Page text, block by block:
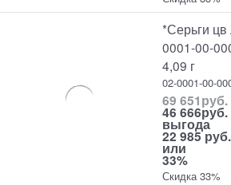
*Серьги
0001-00-
4,09 г
02-0001-00-
69 651руб.
46 666руб.
выгода
22 985 руб.
или
33%
Скидка 33%